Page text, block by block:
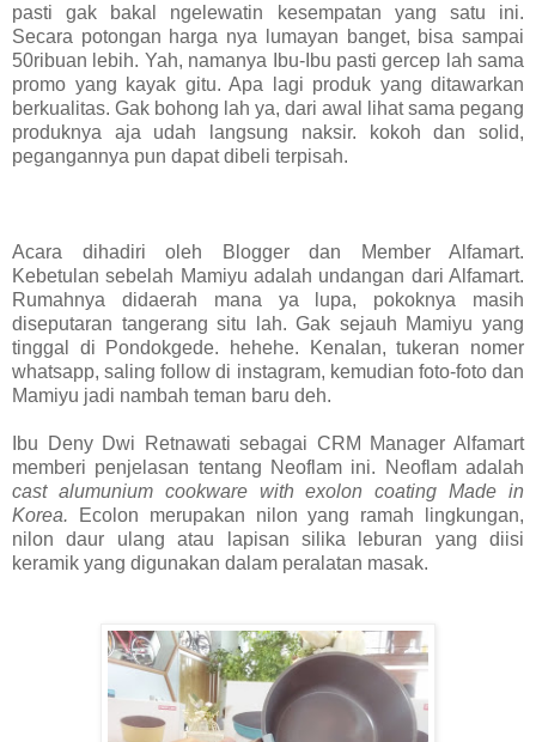
pasti gak bakal ngelewatin kesempatan yang satu ini.
Secara potongan harga nya lumayan banget, bisa sampai
50ribuan lebih. Yah, namanya Ibu-Ibu pasti gercep lah sama
promo yang kayak gitu. Apa lagi produk yang ditawarkan
berkualitas. Gak bohong lah ya, dari awal lihat sama pegang
produknya aja udah langsung naksir. kokoh dan solid,
pegangannya pun dapat dibeli terpisah.
Acara dihadiri oleh Blogger dan Member Alfamart.
Kebetulan sebelah Mamiyu adalah undangan dari Alfamart.
Rumahnya didaerah mana ya lupa, pokoknya masih
diseputaran tangerang situ lah. Gak sejauh Mamiyu yang
tinggal di Pondokgede. hehehe. Kenalan, tukeran nomer
whatsapp, saling follow di instagram, kemudian foto-foto dan
Mamiyu jadi nambah teman baru deh.
Ibu Deny Dwi Retnawati sebagai CRM Manager Alfamart
memberi penjelasan tentang Neoflam ini. Neoflam adalah
cast alumunium cookware with exolon coating Made in
Korea. Ecolon merupakan nilon yang ramah lingkungan,
nilon daur ulang atau lapisan silika leburan yang diisi
keramik yang digunakan dalam peralatan masak.